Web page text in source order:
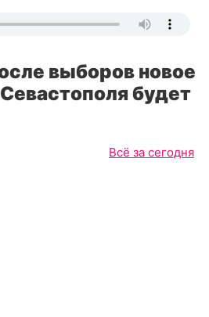
выборов новое
будет
Всё за сегодня